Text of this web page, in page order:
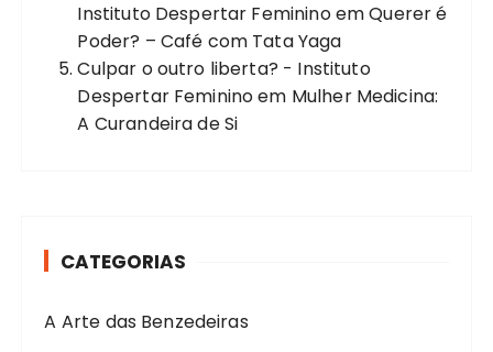
Instituto Despertar FemininoemQuerer é
Poder? – Café com Tata Yaga
Culpar o outro liberta? - Instituto
Despertar Femininoem Mulher Medicina:
A Curandeira de Si
CATEGORIAS
A Arte das Benzedeiras